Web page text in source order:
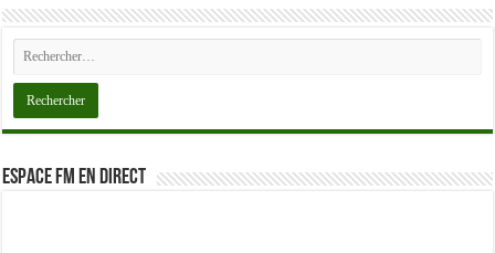
ESPACE FM EN DIRECT